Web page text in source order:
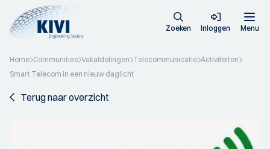
Zoeken Inloggen Menu
Home Communities Vakafdelingen Telecommunicatie Activiteiten
Smart Telecom in een nieuw daglicht
Terug naar overzicht